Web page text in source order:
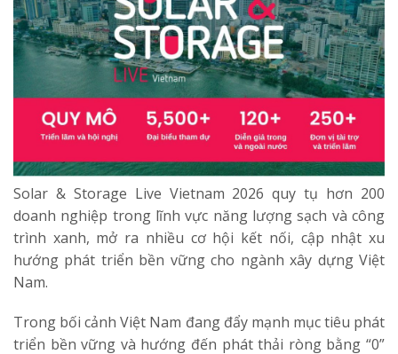
Solar & Storage Live Vietnam 2026 quy tụ hơn 200
doanh nghiệp trong lĩnh vực năng lượng sạch và công
trình xanh, mở ra nhiều cơ hội kết nối, cập nhật xu
hướng phát triển bền vững cho ngành xây dựng Việt
Nam.
Trong bối cảnh Việt Nam đang đẩy mạnh mục tiêu phát
triển bền vững và hướng đến phát thải ròng bằng “0”